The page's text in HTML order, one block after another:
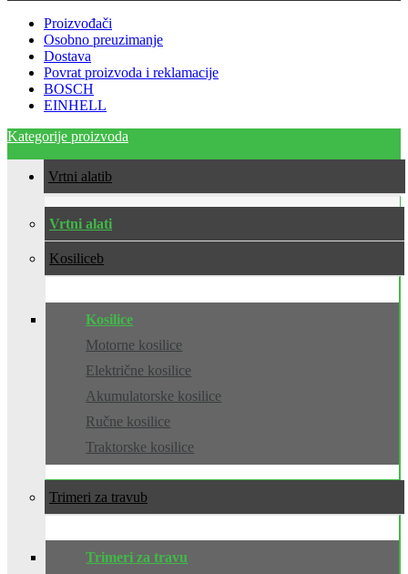
Proizvođači
Osobno preuzimanje
Dostava
Povrat proizvoda i reklamacije
BOSCH
EINHELL
Kategorije proizvoda
Vrtni alati
Vrtni alati
Kosilice
Kosilice
Motorne kosilice
Električne kosilice
Akumulatorske kosilice
Ručne kosilice
Traktorske kosilice
Trimeri za travu
Trimeri za travu